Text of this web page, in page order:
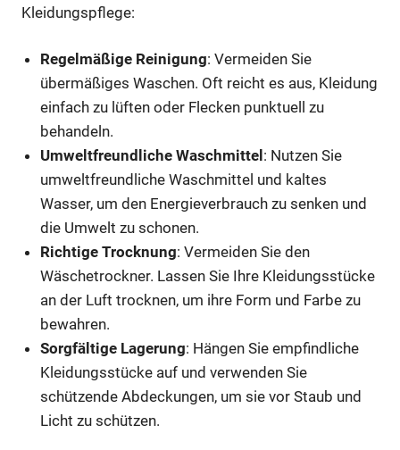
Kleidungspflege:
Regelmäßige Reinigung: Vermeiden Sie
übermäßiges Waschen. Oft reicht es aus, Kleidung
einfach zu lüften oder Flecken punktuell zu
behandeln.
Umweltfreundliche Waschmittel : Nutzen Sie
umweltfreundliche Waschmittel und kaltes
Wasser, um den Energieverbrauch zu senken und
die Umwelt zu schonen.
Richtige Trocknung: Vermeiden Sie den
Wäschetrockner. Lassen Sie Ihre Kleidungsstücke
an der Luft trocknen, um ihre Form und Farbe zu
bewahren.
Sorgfältige Lagerung: Hängen Sie empfindliche
Kleidungsstücke auf und verwenden Sie
schützende Abdeckungen, um sie vor Staub und
Licht zu schützen.